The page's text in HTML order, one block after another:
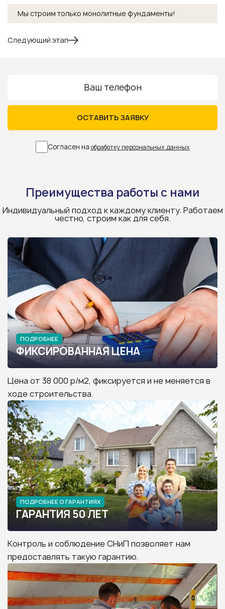
Мы строим только монолитные фундаменты!
Следующий этап
ОСТАВИТЬ ЗАЯВКУ
Согласен на обработку персональных данных
Преимущества работы с нами
Индивидуальный подход к каждому клиенту. Работаем
честно, строим как для себя.
ПОДРОБНЕЕ
ФИКСИРОВАННАЯ ЦЕНА
Цена от 38 000 р/м2, фиксируется и не меняется в
ходе строительства.
ПОДРОБНЕЕ О ГАРАНТИЯХ
ГАРАНТИЯ 50 ЛЕТ
Контроль и соблюдение СНиП позволяет нам
предоставлять такую гарантию.